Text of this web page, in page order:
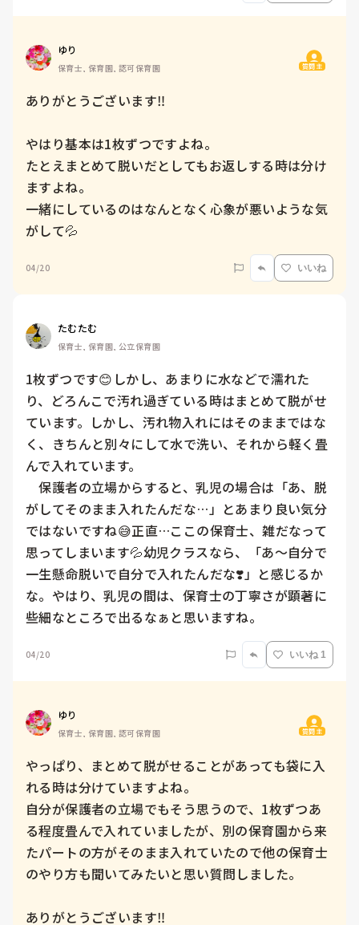
ゆり
保育士, 保育園, 認可保育園 質問主
ありがとうございます‼️
やはり基本は1枚ずつですよね。
たとえまとめて脱いだとしてもお返しする時は分け
ますよね。
一緒にしているのはなんとなく心象が悪いような気
04/20 いいね
たむたむ
保育士, 保育園, 公立保育園
1枚ずつです😊しかし、あまりに水などで濡れた
り、どろんこで汚れ過ぎている時はまとめて脱がせ
ています。しかし、汚れ物入れにはそのままではな
く、きちんと別々にして水で洗い、それから軽く畳
んで入れています。
保護者の立場からすると、乳児の場合は「あ、脱
がしてそのまま入れたんだな…」とあまり良い気分
ではないですね😅正直…ここの保育士、雑だなって
思ってしまいます💦幼児クラスなら、「あ〜自分で
一生懸命脱いで自分で入れたんだな❣️」と感じるか
な。やはり、乳児の間は、保育士の丁寧さが顕著に
些細なところで出るなぁと思いますね。
04/20 いいね 1
ゆり
保育士, 保育園, 認可保育園 質問主
やっぱり、まとめて脱がせることがあっても袋に入
れる時は分けていますよね。
自分が保護者の立場でもそう思うので、1枚ずつあ
る程度畳んで入れていましたが、別の保育園から来
たパートの方がそのまま入れていたので他の保育士
のやり方も聞いてみたいと思い質問しました。
ありがとうございます‼️